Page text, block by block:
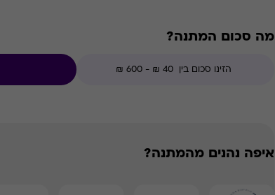
מה סכום המתנה?
איפה נהנים מהמתנה?